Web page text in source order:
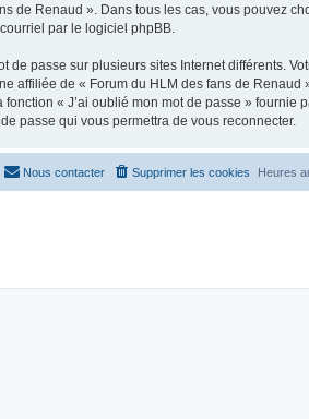
de Renaud ». Dans tous les cas, vous pouvez
par le logiciel phpBB.
passe sur plusieurs sites Internet différents.
affiliée de « Forum du HLM des fans de Renaud
« J’ai oublié mon mot de passe » fournie
passe qui vous permettra de vous reconnecter.
Heures
Supprimer les cookies
Nous contacter